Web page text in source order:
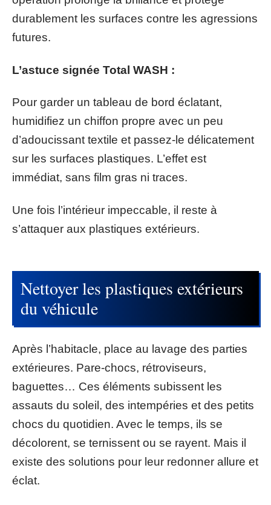
durablement les surfaces contre les agressions
futures.
L’astuce signée Total WASH :
Pour garder un tableau de bord éclatant,
humidifiez un chiffon propre avec un peu
d’adoucissant textile et passez-le délicatement
sur les surfaces plastiques. L’effet est
immédiat, sans film gras ni traces.
Une fois l’intérieur impeccable, il reste à
s’attaquer aux plastiques extérieurs.
Nettoyer les plastiques extérieurs
du véhicule
Après l’habitacle, place au lavage des parties
extérieures. Pare-chocs, rétroviseurs,
baguettes… Ces éléments subissent les
assauts du soleil, des intempéries et des petits
chocs du quotidien. Avec le temps, ils se
décolorent, se ternissent ou se rayent. Mais il
existe des solutions pour leur redonner allure et
éclat.